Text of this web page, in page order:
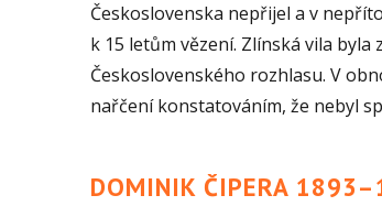
Československa nepřijel a v
k 15 letům vězení. Zlínská vila
Československého rozhlasu. V
nařčení konstatováním, že nebyl
DOMINIK ČIPERA